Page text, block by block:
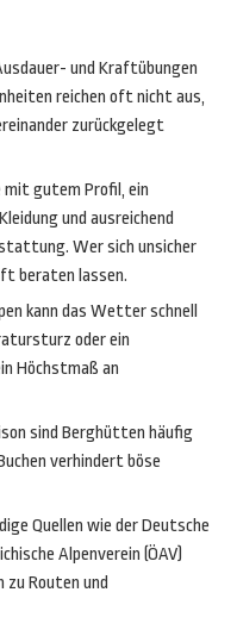
und Kraftübungen
reichen oft nicht aus,
zurückgelegt
mit gutem Profil, ein
und ausreichend
Wer sich unsicher
beraten lassen.
kann das Wetter schnell
oder ein
Höchstmaß an
sind Berghütten häufig
verhindert böse
Quellen wie der Deutsche
Alpenverein (ÖAV)
Routen und